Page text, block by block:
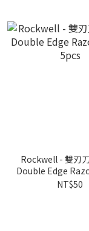
Rockwell - 雙刃
Double Edge
5pcs
NT$50